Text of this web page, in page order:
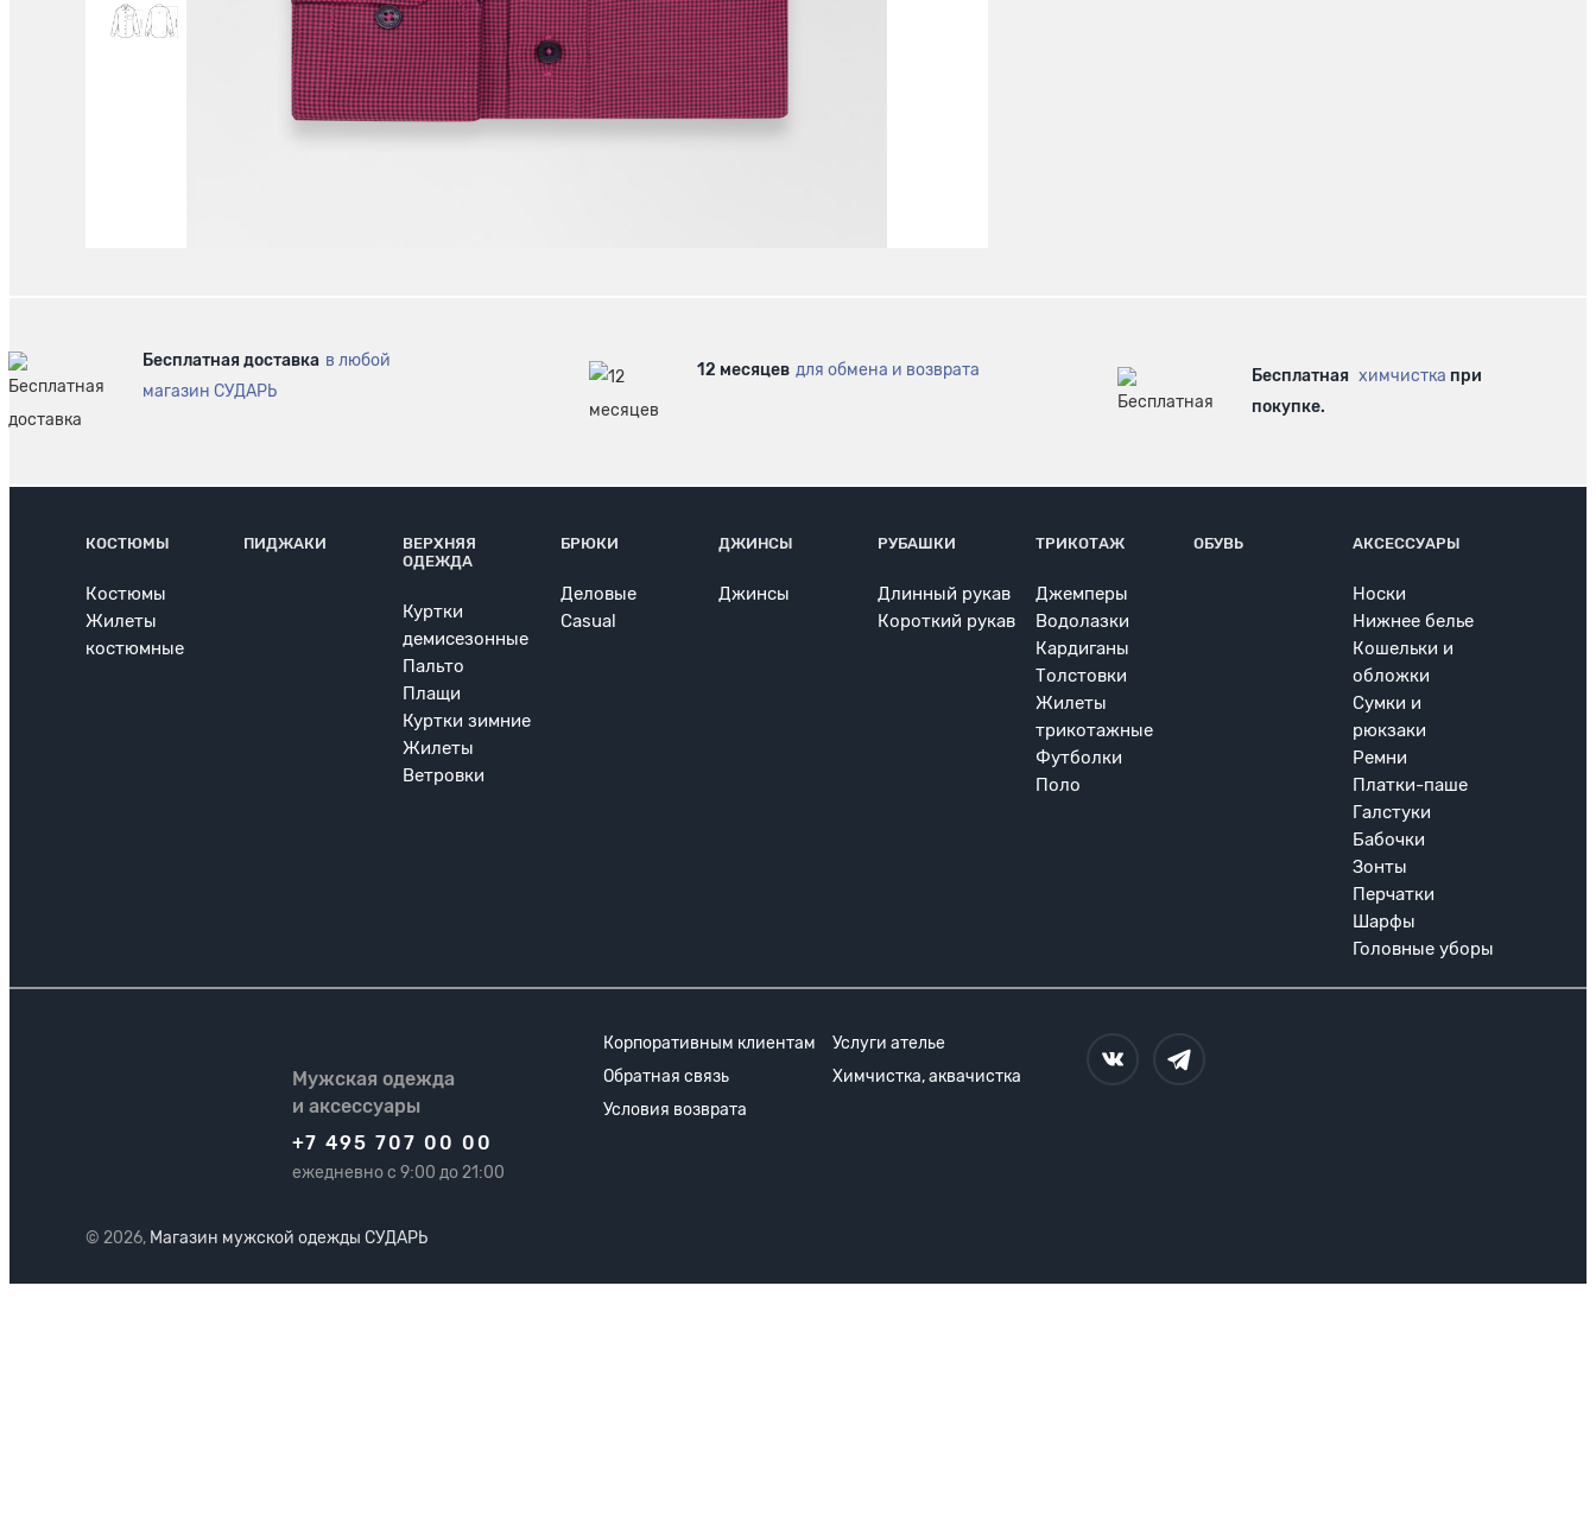
Бесплатная доставка в любой
магазин СУДАРЬ
12 месяцев для обмена и возврата Бесплатная химчистка при
покупке.
КОСТЮМЫ
Костюмы
Жилеты
костюмные
ПИДЖАКИ
ВЕРХНЯЯ
ОДЕЖДА
Куртки
демисезонные
Пальто
Плащи
Куртки зимние
Жилеты
Ветровки
БРЮКИ
Деловые
Casual
ДЖИНСЫ
Джинсы
РУБАШКИ
Длинный рукав
Короткий рукав
ТРИКОТАЖ
Джемперы
Водолазки
Кардиганы
Толстовки
Жилеты
трикотажные
Футболки
Поло
ОБУВЬ АКСЕССУАРЫ
Носки
Нижнее белье
Кошельки и
обложки
Сумки и
рюкзаки
Ремни
Платки-паше
Галстуки
Бабочки
Зонты
Перчатки
Шарфы
Головные уборы
Мужская одежда
и аксессуары
+7 495 707 00 00
ежедневно с 9:00 до 21:00
Корпоративным клиентам
Услуги ателье
Обратная связь
Химчистка, аквачистка
Условия возврата
© 2026, Магазин мужской одежды СУДАРЬ